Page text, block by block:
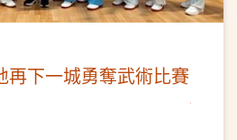
再下一城勇奪武術比賽